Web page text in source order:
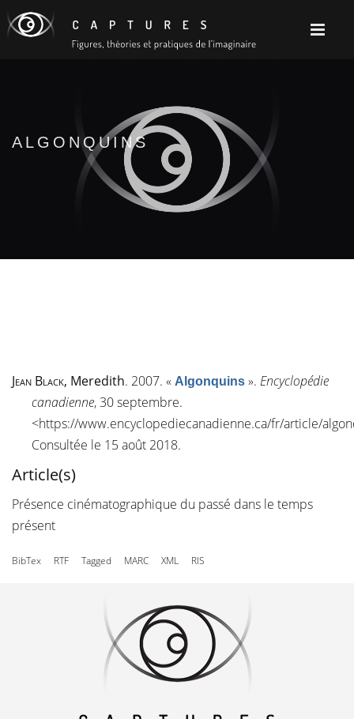
ALGONQUINS
Jean Black, Meredith. 2007. « Algonquins ». Encyclopédie
canadienne, 30 septembre.
<https://www.encyclopediecanadienne.ca/fr/article/
Consultée le 15 août 2018.
Article(s)
Présence cinématographique du passé dans le temps
présent
BibTex RTF Tagged MARC XML RIS